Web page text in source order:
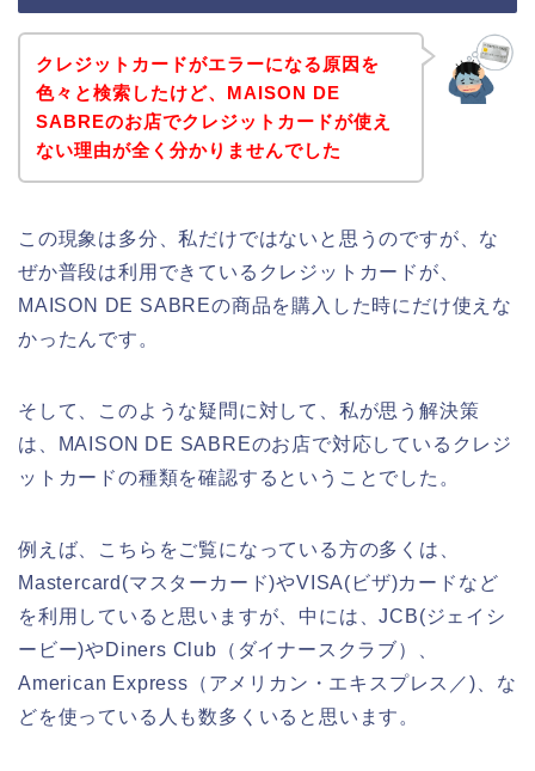
クレジットカードがエラーになる原因を
色々と検索したけど、MAISON DE
SABREのお店でクレジットカードが使え
ない理由が全く分かりませんでした
この現象は多分、私だけではないと思うのですが、な
ぜか普段は利用できているクレジットカードが、
MAISON DE SABREの商品を購入した時にだけ使えな
かったんです。
そして、このような疑問に対して、私が思う解決策
は、MAISON DE SABREのお店で対応しているクレジ
ットカードの種類を確認するということでした。
例えば、こちらをご覧になっている方の多くは、
Mastercard(マスターカード)やVISA(ビザ)カードなど
を利用していると思いますが、中には、JCB(ジェイシ
ービー)やDiners Club（ダイナースクラブ）、
American Express（アメリカン・エキスプレス／)、な
どを使っている人も数多くいると思います。